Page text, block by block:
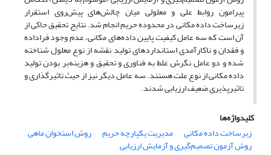
پیرامون روابط علی و معلولی میان چالش‌های پیش‌روی استقرار
زیرساخت داده مکانی در محدوده حریم انجام شد. نتایج تحقیق حاکی از
آن است که سه عامل کیفیت پایین داده‌های مکانی، عدم وجود فراداده
و فقدان و ناکارآمدی استانداردهای تولید نقشه از نوع معلول شناخته
شده و دو عامل نگرش غلط به فناوری و تحقیق و هزینه‌بر بودن تولید
داده مکانی از نوع علت هستند. سه عامل دیگر نیز از حیث تاثیرگذاری و
تاثیرپذیری ضعیف ارزیابی شدند.
کلیدواژه‌ها
زیرساخت داده مکانی
مدیریت یکپارچه حریم روش استخوان ماهی
روش آزمون تصمیم‌گیری و آزمایش ارزیابی